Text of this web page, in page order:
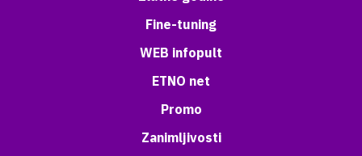
Fine-tuning
WEB infopult
ETNO net
Promo
Zanimljivosti